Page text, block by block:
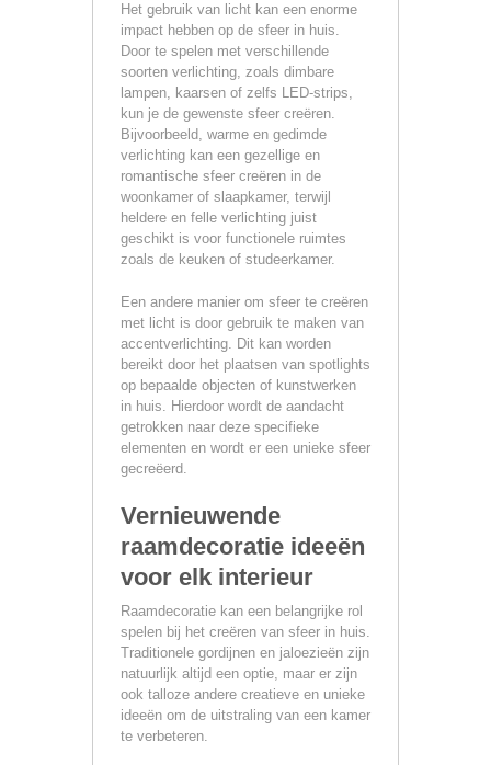
Het gebruik van licht kan een enorme
impact hebben op de sfeer in huis.
Door te spelen met verschillende
soorten verlichting, zoals dimbare
lampen, kaarsen of zelfs LED-strips,
kun je de gewenste sfeer creëren.
Bijvoorbeeld, warme en gedimde
verlichting kan een gezellige en
romantische sfeer creëren in de
woonkamer of slaapkamer, terwijl
heldere en felle verlichting juist
geschikt is voor functionele ruimtes
zoals de keuken of studeerkamer.
Een andere manier om sfeer te creëren
met licht is door gebruik te maken van
accentverlichting. Dit kan worden
bereikt door het plaatsen van spotlights
op bepaalde objecten of kunstwerken
in huis. Hierdoor wordt de aandacht
getrokken naar deze specifieke
elementen en wordt er een unieke sfeer
gecreëerd.
Vernieuwende
raamdecoratie ideeën
voor elk interieur
Raamdecoratie kan een belangrijke rol
spelen bij het creëren van sfeer in huis.
Traditionele gordijnen en jaloezieën zijn
natuurlijk altijd een optie, maar er zijn
ook talloze andere creatieve en unieke
ideeën om de uitstraling van een kamer
te verbeteren.